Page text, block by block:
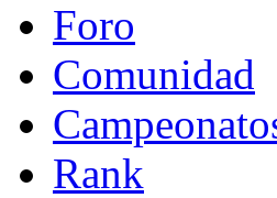
Foro
Comunidad
Rank